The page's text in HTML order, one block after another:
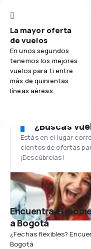
La mayor oferta
de vuelos
En unos segundos
tenemos los mejores
vuelos para ti entre
más de quinientas
líneas aéreas.
¿Buscas
Estás en el lugar
cientos de ofertas
¡Descúbrelas!
Encuentra el
a Bogotá
¿Fechas flexibles?
Bogotá